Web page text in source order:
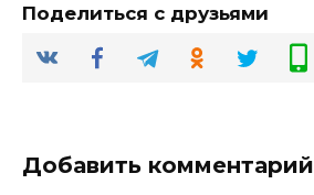
Поделиться с друзьями
Добавить комментарий